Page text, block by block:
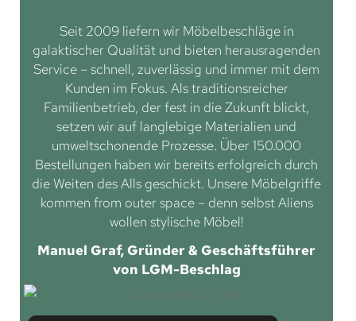
Seit 2009 liefern wir Möbelbeschläge in
galaktischer Qualität und bieten herausragenden
Service – schnell, zuverlässig und immer mit dem
Kunden im Fokus. Als traditionsreicher
Familienbetrieb, der fest in die Zukunft blickt,
setzen wir auf langlebige Materialien und
umweltschonende Prozesse. Über 150.000
Bestellungen haben wir bereits erfolgreich durch
die Weiten des Alls geschickt. Unsere Möbelgriffe
kommen from outer space – denn selbst Aliens
wollen stylische Möbel!
Manuel Graf, Gründer & Geschäftsführer
von LGM-Beschlag